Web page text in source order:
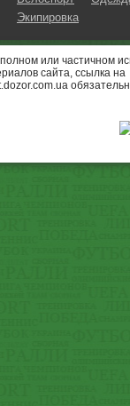
Экипировка
или частичном
сайта, ссылка на